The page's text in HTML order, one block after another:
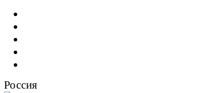
Россия